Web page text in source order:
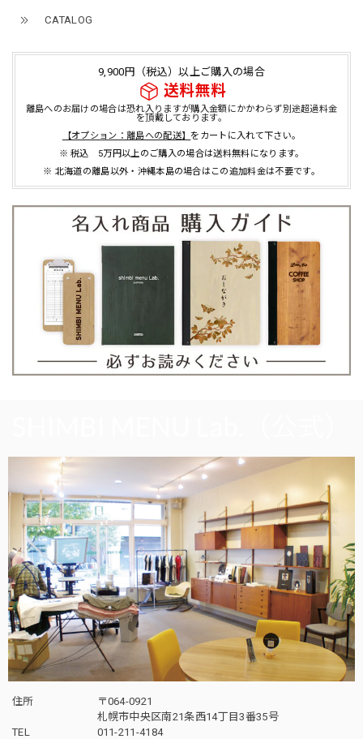
CATALOG
9,900円（税込）以上ご購入の場合
送料無料
離島へのお届けの場合は恐れ入りますが購入金額にかかわらず別途超過料金
を頂戴しております。
【オプション：離島への配送】 をカートに入れて下さい。
※ 税込 5万円以上のご購入の場合は送料無料になります。
※ 北海道の離島以外・沖縄本島の場合はこの追加料金は不要です。
住所
〒064-0921
札幌市中央区南21条西14丁目3番35号
TEL
011-211-4184